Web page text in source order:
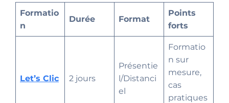
Formatio
n
Durée Format
Points
forts
Let’s Clic 2 jours
Présentie
l/Distanci
el
Formatio
n sur
mesure,
cas
pratiques